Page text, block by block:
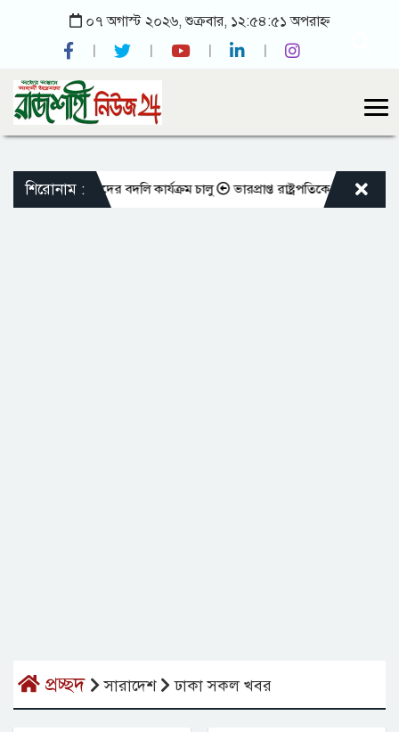
০৭ অগাস্ট ২০২৬, শুক্রবার, ১২:৫৪:৫১ অপরাহ্ন
শিরোনাম :
শিক্ষকদের বদলি কার্যক্রম চালু ভারপ্রাপ্ত রাষ্ট্রপতিকে শুভেচ্ছা
প্রচ্ছদ সারাদেশ ঢাকা সকল খবর